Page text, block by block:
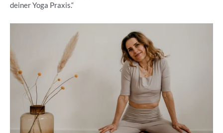
deiner Yoga Praxis.“